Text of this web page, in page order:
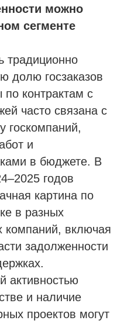
можно
сегменте
традиционно
долю госзаказов
контрактам с
часто связана с
госкомпаний,
и
в бюджете. В
годов
картина по
в разных
компаний, включая
задолженности
активностью
и наличие
проектов могут